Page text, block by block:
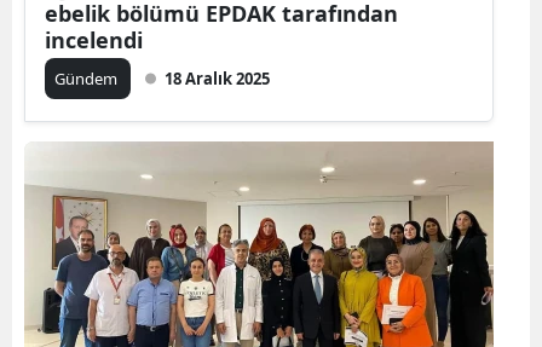
ebelik bölümü EPDAK tarafından
incelendi
Gündem 18 Aralık 2025